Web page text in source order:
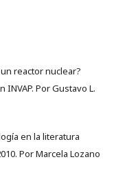
reactor nuclear?
Por Gustavo L.
en la literatura
Por Marcela Lozano